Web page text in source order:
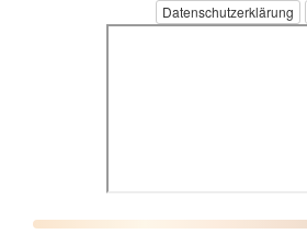
Datenschutzerklärung